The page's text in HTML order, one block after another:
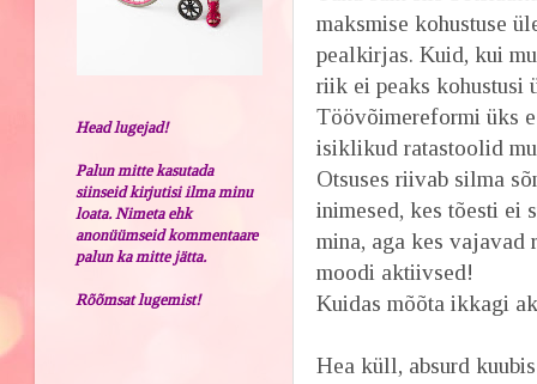
maksmise kohustuse
pealkirjas. Kuid, kui
riik ei peaks kohustusi
Töövõimereformi üks
isiklikud ratastoolid
Otsuses riivab silma
inimesed, kes tõesti ei
mina, aga kes vajavad
moodi aktiivsed!
Kuidas mõõta ikkagi
Hea küll, absurd
Head lugejad!
Palun mitte kasutada
siinseid kirjutisi ilma minu
loata. Nimeta ehk
anonüümseid kommentaare
palun ka mitte jätta.
Rõõmsat lugemist!